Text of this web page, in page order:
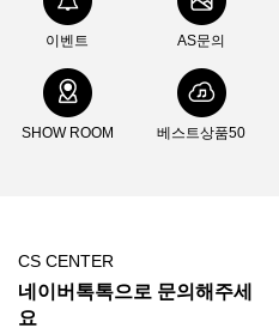
이벤트 AS문의
SHOW ROOM 베스트상품50
CS CENTER
네이버톡톡으로 문의해주세
요